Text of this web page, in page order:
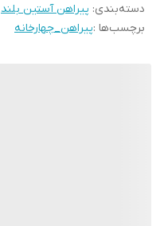
دسته‌بندی: پیراهن آستین بلند
برچسب‌ها :پیراهن_چهارخانه